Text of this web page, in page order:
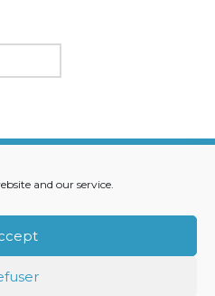
and our service.
CONTACT